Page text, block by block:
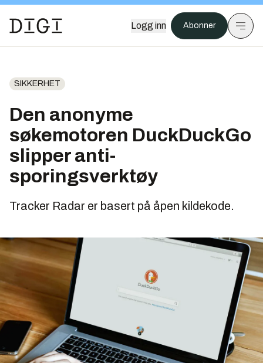
Logg inn Abonner
SIKKERHET
Den anonyme
søkemotoren DuckDuckGo
slipper anti-
sporingsverktøy
Tracker Radar er basert på åpen kildekode.